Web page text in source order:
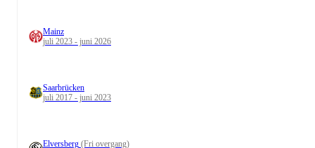
Mainz
juli 2023 - juni 2026
Saarbrücken
juli 2017 - juni 2023
Elversberg (Fri overgang)